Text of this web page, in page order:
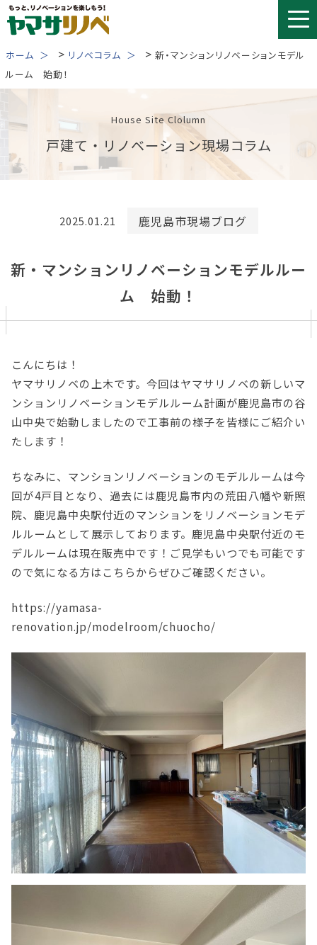
Skip
to
ホーム > リノベコラム > 新・マンションリノベーションモデル
ルーム 始動！
House Site Clolumn
戸建て・リノベーション現場コラム
2025.01.21 鹿児島市現場ブログ
新・マンションリノベーションモデルルー
ム 始動！
こんにちは！
ヤマサリノベの上木です。今回はヤマサリノベの新しいマ
ンションリノベーションモデルルーム計画が鹿児島市の谷
山中央で始動しましたので工事前の様子を皆様にご紹介い
たします！
ちなみに、マンションリノベーションのモデルルームは今
回が4戸目となり、過去には鹿児島市内の荒田八幡や新照
院、鹿児島中央駅付近のマンションをリノベーションモデ
ルルームとして展示しております。鹿児島中央駅付近のモ
デルルームは現在販売中です！ご見学もいつでも可能です
ので気になる方はこちらからぜひご確認ください。
https://yamasa-
renovation.jp/modelroom/chuocho/